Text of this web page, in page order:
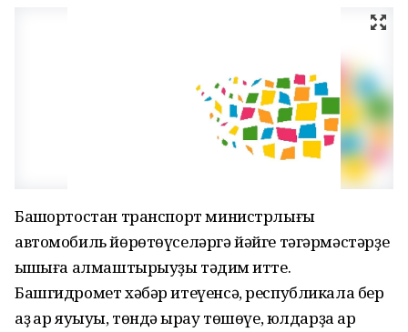
Башҡортостан транспорт министрлығы
автомобиль йөрөтөүселәргә йәйге тәгәрмәстәрҙе
ҡышҡыға алмаштырыуҙы тәҡдим итте.
Башгидромет хәбәр итеүенсә, республикала бер
аҙ ҡар яуыуы, төндә ҡырау төшөүе, юлдарҙа ҡар